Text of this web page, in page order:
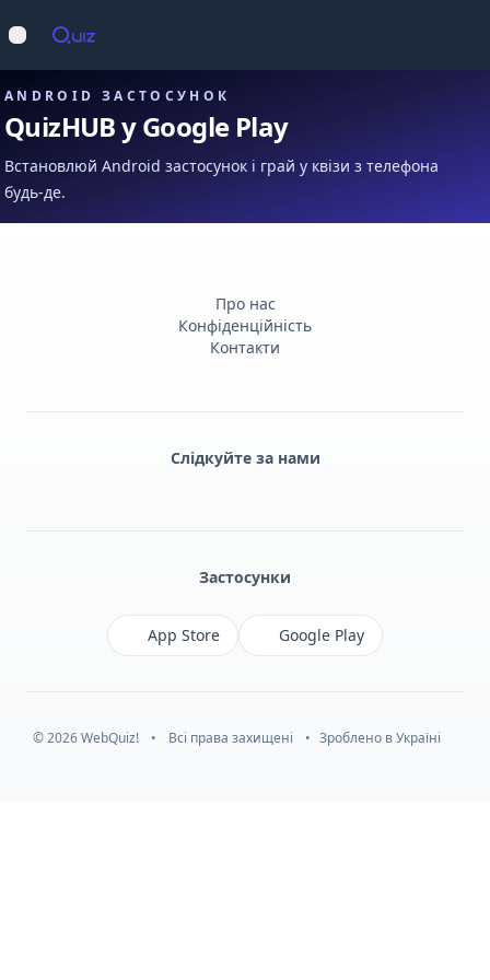
Відкрити меню
ANDROID ЗАСТОСУНОК
QuizHUB у Google Play
Встановлюй Android застосунок і грай у квізи з телефона
будь-де.
Про нас
Конфіденційність
Контакти
Слідкуйте за нами
Застосунки
App Store Google Play
© 2026 WebQuiz! • Всі права захищені • Зроблено в Україні